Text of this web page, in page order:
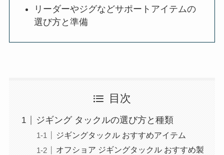
リーダーやジグなどサポートアイテムの
選び方と準備
目次
ジギング タックルの選び方と種類
ジギングタックル おすすめアイテム
オフショア ジギングタックル おすすめ製